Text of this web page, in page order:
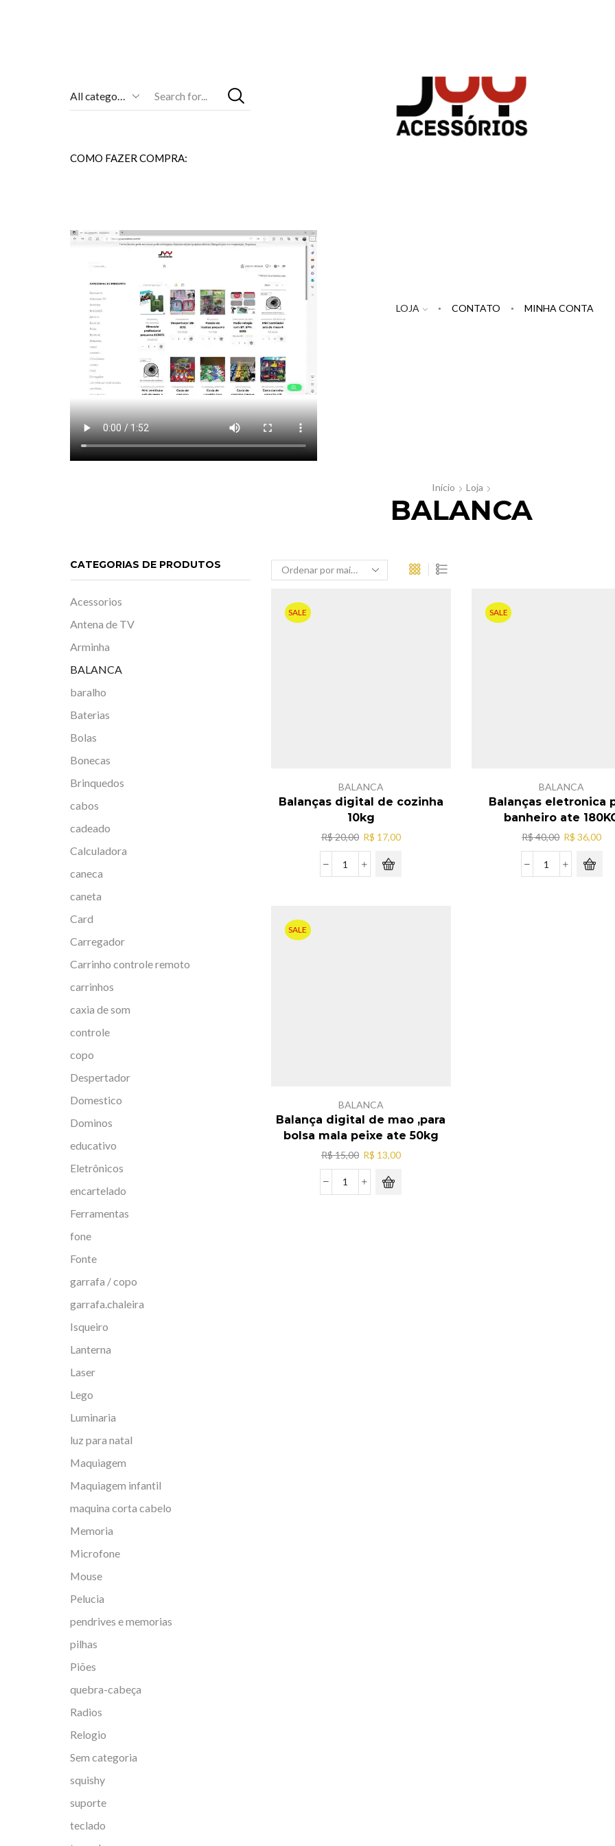
Entrada
COMO FAZER COMPRA:
LOJA CONTATO MINHA CONTA
Início Loja
BALANCA
SALE
BALANCA
Balanças digital de cozinha
10kg
R$20,00 O
preço
original
era:
R$ 17,00O
Balanças
SALE
BALANCA
Balanças eletronica
banheiro ate
R$40,00 O
preço
original
era:
R$ 36,00O
Balanças
SALE
BALANCA
Balança digital de mao ,para
bolsa mala peixe ate 50kg
R$15,00 O
preço
original
era:
R$ 13,00O
Balança
CATEGORIAS DE PRODUTOS
Acessorios
Antena de TV
Arminha
BALANCA
baralho
Baterias
Bolas
Bonecas
Brinquedos
cabos
cadeado
Calculadora
caneca
caneta
Card
Carregador
Carrinho controle remoto
carrinhos
caxia de som
controle
copo
Despertador
Domestico
Dominos
educativo
Eletrônicos
encartelado
Ferramentas
fone
Fonte
garrafa / copo
garrafa.chaleira
Isqueiro
Lanterna
Laser
Lego
Luminaria
luz para natal
Maquiagem
Maquiagem infantil
maquina corta cabelo
Memoria
Microfone
Mouse
Pelucia
pendrives e memorias
pilhas
Piões
quebra-cabeça
Radios
Relogio
Sem categoria
squishy
suporte
teclado